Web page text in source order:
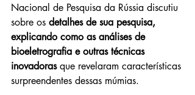
Nacional de Pesquisa da Rússia discutiu
sobre os detalhes de sua pesquisa,
explicando como as análises de
bioeletrografia e outras técnicas
inovadoras que revelaram características
surpreendentes dessas múmias.